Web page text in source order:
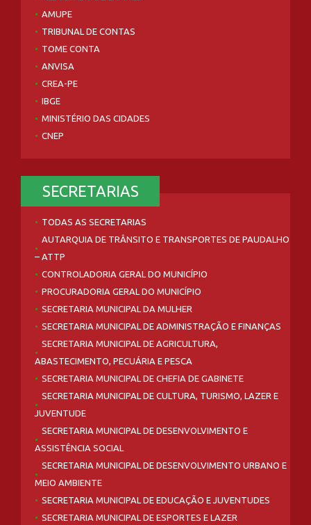
AMUPE
TRIBUNAL DE CONTAS
TOME CONTA
ANVISA
CREA-PE
IBGE
MINISTÉRIO DAS CIDADES
CNEP
SECRETARIAS
TODAS AS SECRETARIAS
AUTARQUIA DE TRÂNSITO E TRANSPORTES DE PAUDALHO
– ATTP
CONTROLADORIA GERAL DO MUNICÍPIO
PROCURADORIA GERAL DO MUNICÍPIO
SECRETARIA MUNICIPAL DA MULHER
SECRETARIA MUNICIPAL DE ADMINISTRAÇÃO E FINANÇAS
SECRETARIA MUNICIPAL DE AGRICULTURA,
ABASTECIMENTO, PECUÁRIA E PESCA
SECRETARIA MUNICIPAL DE CHEFIA DE GABINETE
SECRETARIA MUNICIPAL DE CULTURA, TURISMO, LAZER E
JUVENTUDE
SECRETARIA MUNICIPAL DE DESENVOLVIMENTO E
ASSISTÊNCIA SOCIAL
SECRETARIA MUNICIPAL DE DESENVOLVIMENTO URBANO E
MEIO AMBIENTE
SECRETARIA MUNICIPAL DE EDUCAÇÃO E JUVENTUDES
SECRETARIA MUNICIPAL DE ESPORTES E LAZER